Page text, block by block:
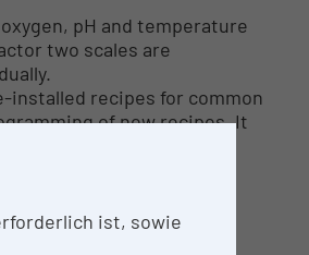
pH and temperature
two scales are
installed recipes for common
of new recipes. It
or hybrid modelling
ist, sowie